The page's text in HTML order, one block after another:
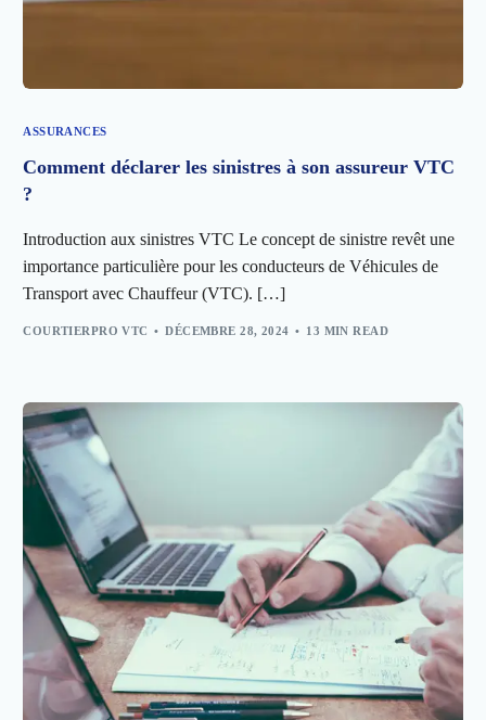
ASSURANCES
Comment déclarer les sinistres à son assureur VTC
?
Introduction aux sinistres VTC Le concept de sinistre revêt une
importance particulière pour les conducteurs de Véhicules de
Transport avec Chauffeur (VTC). […]
COURTIERPRO VTC DÉCEMBRE 28, 2024 13 MIN READ